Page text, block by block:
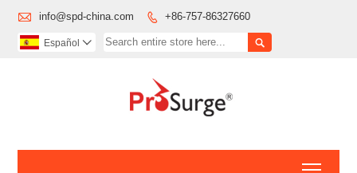
 info@spd-china.com  +86-757-86327660

Español 